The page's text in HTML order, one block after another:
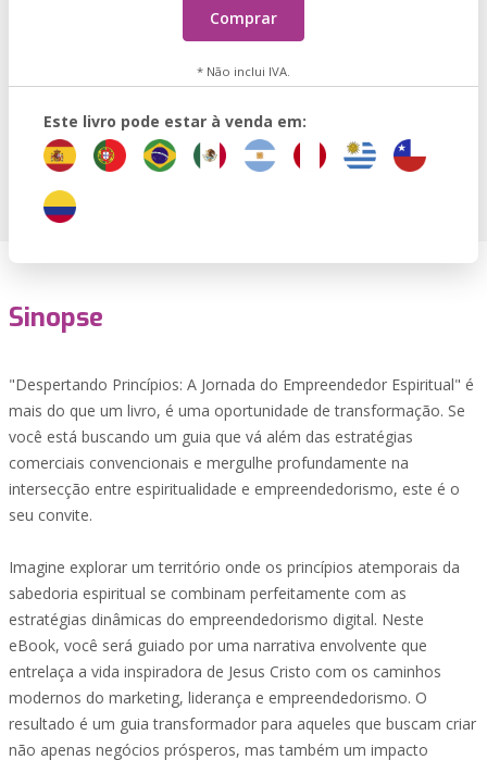
Comprar
* Não inclui IVA.
Este livro pode estar à venda em:
Sinopse
"Despertando Princípios: A Jornada do Empreendedor Espiritual" é
mais do que um livro, é uma oportunidade de transformação. Se
você está buscando um guia que vá além das estratégias
comerciais convencionais e mergulhe profundamente na
intersecção entre espiritualidade e empreendedorismo, este é o
seu convite.
Imagine explorar um território onde os princípios atemporais da
sabedoria espiritual se combinam perfeitamente com as
estratégias dinâmicas do empreendedorismo digital. Neste
eBook, você será guiado por uma narrativa envolvente que
entrelaça a vida inspiradora de Jesus Cristo com os caminhos
modernos do marketing, liderança e empreendedorismo. O
resultado é um guia transformador para aqueles que buscam criar
não apenas negócios prósperos, mas também um impacto